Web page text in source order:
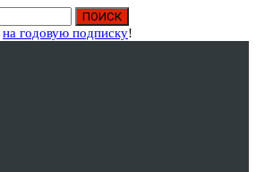
на годовую подписку!